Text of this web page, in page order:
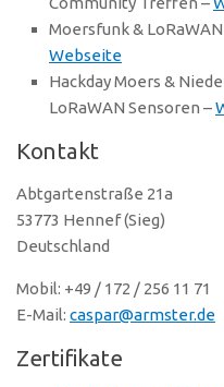
Moersfunk &
Webseite
Hackday Moers &
LoRaWAN Sensoren –
Kontakt
Abtgartenstraße 21a
53773 Hennef (Sieg)
Deutschland
Mobil: +49 / 172 / 256 11 71
E-Mail: caspar@armster.de
Zertifikate